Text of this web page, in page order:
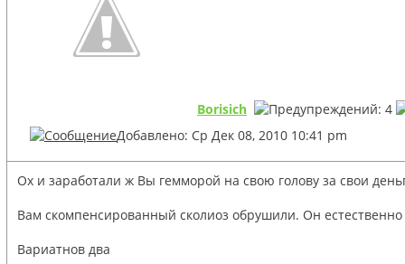
Borisich
Добавлено: Ср Дек 08, 2010 10:41 pm
Ох и заработали ж Вы гемморой на свою голову за свои
Вам скомпенсированный сколиоз обрушили. Он естественно
Вариатнов два